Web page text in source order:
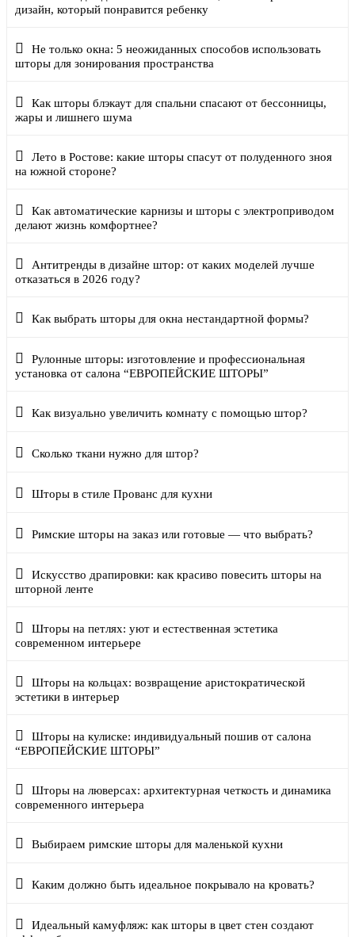
дизайн, который понравится ребенку
Не только окна: 5 неожиданных способов использовать
шторы для зонирования пространства
Как шторы блэкаут для спальни спасают от бессонницы,
жары и лишнего шума
Лето в Ростове: какие шторы спасут от полуденного зноя
на южной стороне?
Как автоматические карнизы и шторы с электроприводом
делают жизнь комфортнее?
Антитренды в дизайне штор: от каких моделей лучше
отказаться в 2026 году?
Как выбрать шторы для окна нестандартной формы?
Рулонные шторы: изготовление и профессиональная
установка от салона “ЕВРОПЕЙСКИЕ ШТОРЫ”
Как визуально увеличить комнату с помощью штор?
Сколько ткани нужно для штор?
Шторы в стиле Прованс для кухни
Римские шторы на заказ или готовые — что выбрать?
Искусство драпировки: как красиво повесить шторы на
шторной ленте
Шторы на петлях: уют и естественная эстетика
современном интерьере
Шторы на кольцах: возвращение аристократической
эстетики в интерьер
Шторы на кулиске: индивидуальный пошив от салона
“ЕВРОПЕЙСКИЕ ШТОРЫ”
Шторы на люверсах: архитектурная четкость и динамика
современного интерьера
Выбираем римские шторы для маленькой кухни
Каким должно быть идеальное покрывало на кровать?
Идеальный камуфляж: как шторы в цвет стен создают